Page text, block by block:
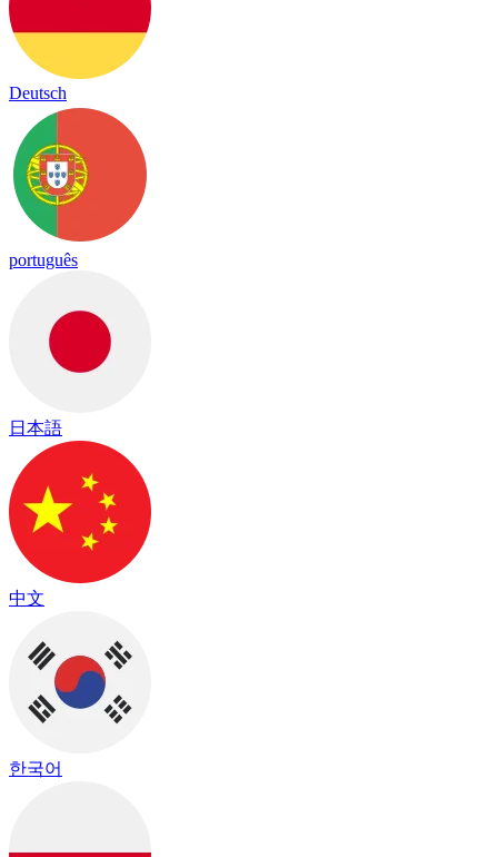
Deutsch
português
日本語
中文
한국어